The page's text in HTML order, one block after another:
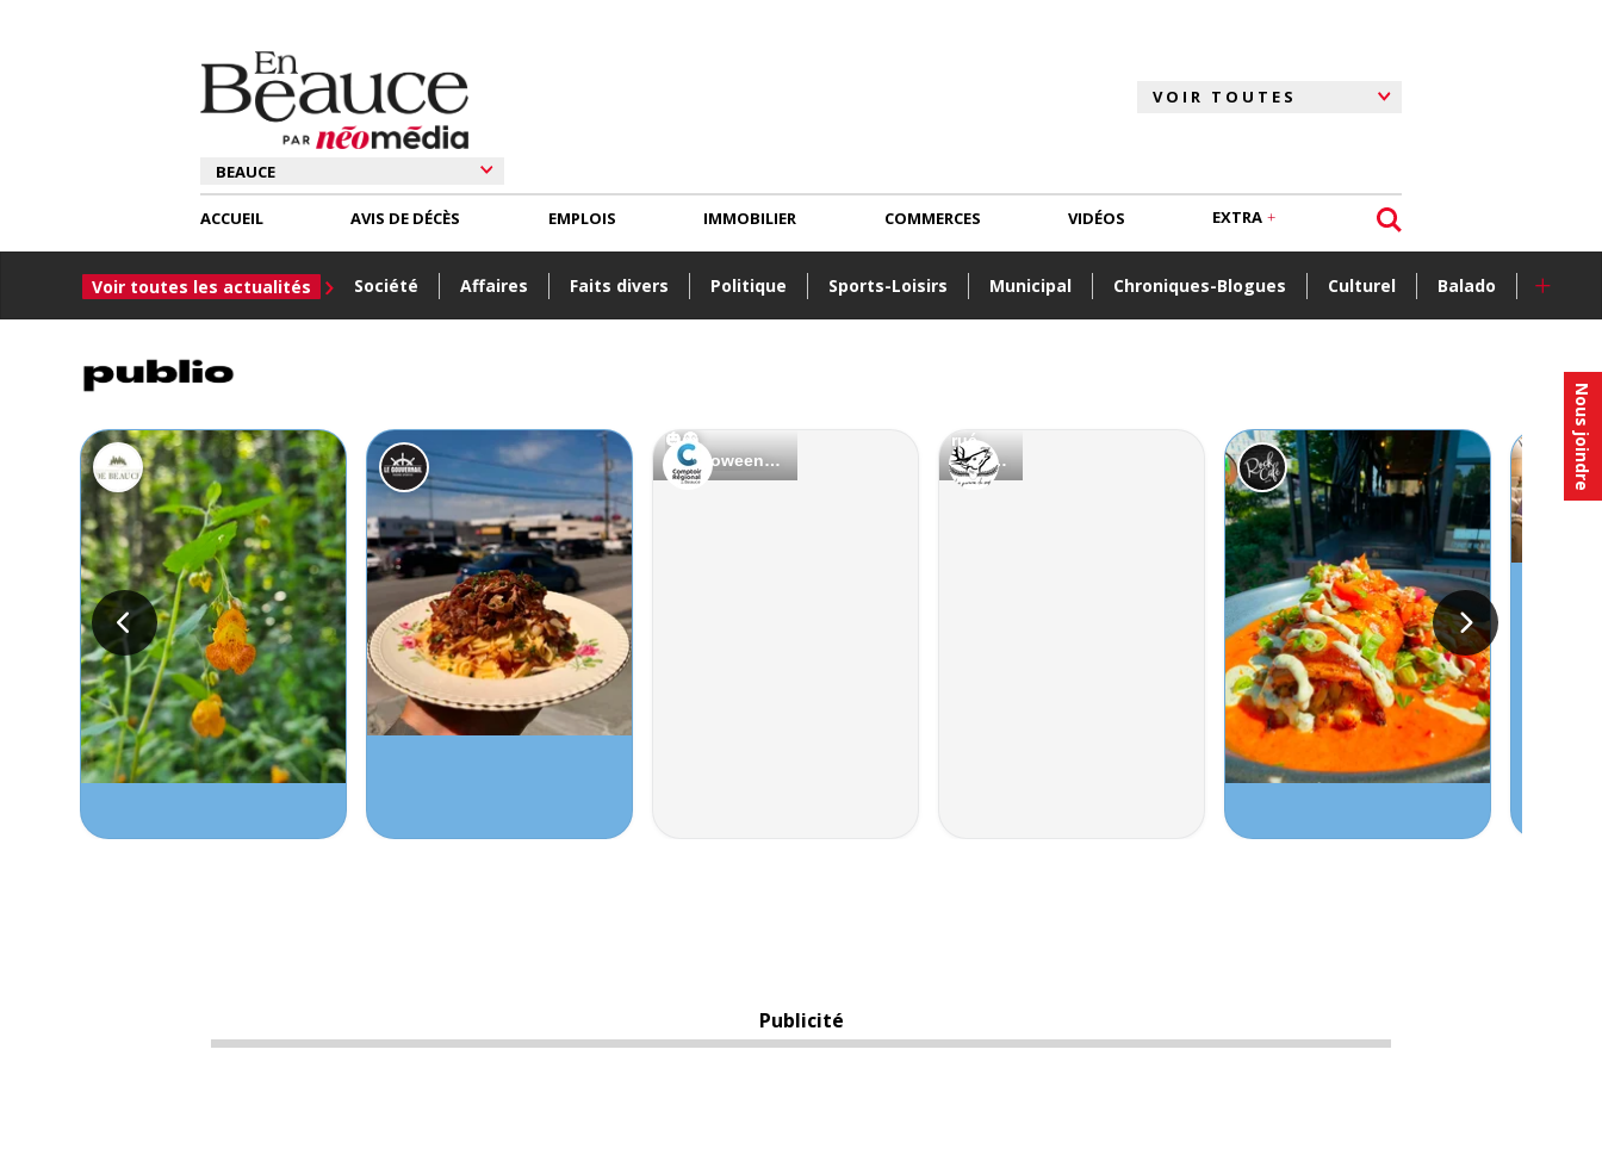
Nous joindre
ACCUEIL
Voir toutes les actualités Société Affaires Faits divers Politique Sports-Loisirs Municipal Chroniques-Blogues Culturel Balado +
AVIS DE DÉCÈS EMPLOIS IMMOBILIER COMMERCES VIDÉOS EXTRA
Publicité